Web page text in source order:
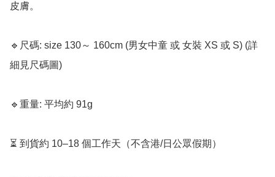
皮膚。
🔹尺碼: size 130～ 160cm (男女中童 或 女裝 XS 或 S) (詳
細見尺碼圖)
🔹重量: 平均約 91g
⏳ 到貨約 10–18 個工作天（不含港/日公眾假期）